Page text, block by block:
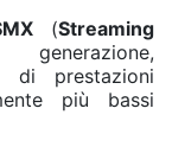
(Streaming
di prestazioni
più bassi